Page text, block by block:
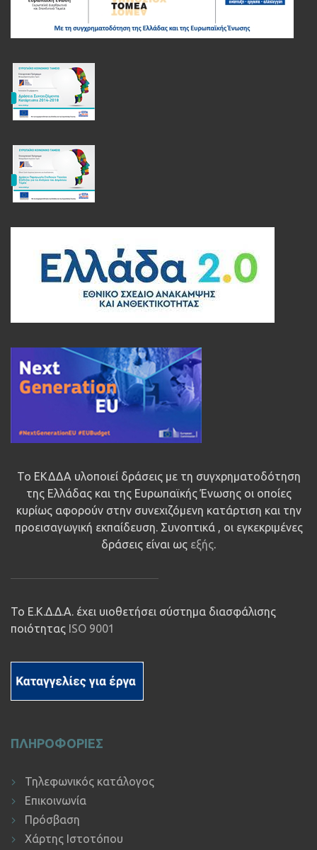
Το ΕΚΔΔΑ υλοποιεί δράσεις με τη συγχρηματοδότηση
της Ελλάδας και της Ευρωπαϊκής Ένωσης οι οποίες
κυρίως αφορούν στην συνεχιζόμενη κατάρτιση και την
προεισαγωγική εκπαίδευση. Συνοπτικά , οι εγκεκριμένες
δράσεις είναι ως εξής.
Το Ε.Κ.Δ.Δ.Α. έχει υιοθετήσει σύστημα διασφάλισης
ποιότητας ISO 9001
ΠΛΗΡΟΦΟΡΙΕΣ
Τηλεφωνικός κατάλογος
Επικοινωνία
Πρόσβαση
Χάρτης Ιστοτόπου